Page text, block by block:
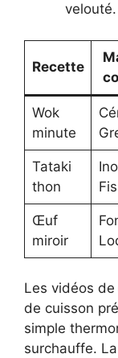
velouté.
Recette
Wok
minute
Tataki
thon
Œuf
miroir
Les vidéos
de cuisson
simple
surchauffe.